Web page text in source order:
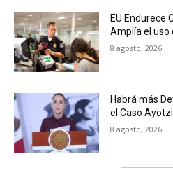
EU Endurece
Amplía el uso
8 agosto, 2026
Habrá más
el Caso
8 agosto, 2026